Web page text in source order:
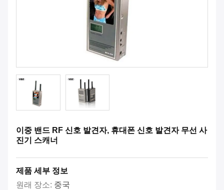
이중 밴드 RF 신호 발견자, 휴대폰 신호 발견자 무선 사
진기 스캐너
제품 세부 정보
원래 장소: 중국